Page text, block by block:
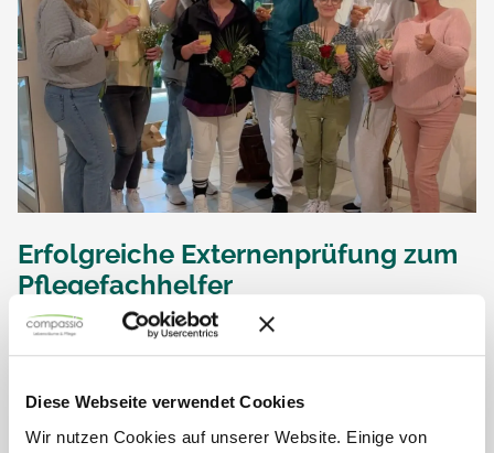
Diese Webseite verwendet Cookies
Wir nutzen Cookies auf unserer Website. Einige von
Erfolgreiche Externenprüfung zum
Pflegefachhelfer
Am 15. Mai 2026 stellten sich mehrere Mitarbeiterinnen des
Seniorendomizils Haus Josef in Wenzenbach der
Vorbereitung meisterten Jessica S., Alexandra S.-E.,
Dagmar...